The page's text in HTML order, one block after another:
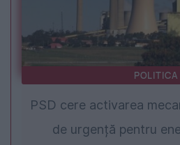
POLITICA
PSD cere activarea
de urgență pentru